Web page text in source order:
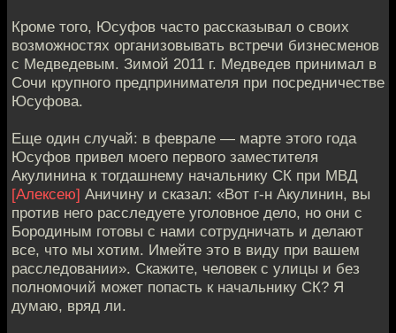
Кроме того, Юсуфов часто рассказывал о своих
возможностях организовывать встречи бизнесменов
с Медведевым. Зимой 2011 г. Медведев принимал в
Сочи крупного предпринимателя при посредничестве
Юсуфова.
Еще один случай: в феврале — марте этого года
Юсуфов привел моего первого заместителя
Акулинина к тогдашнему начальнику СК при МВД
[Алексею] Аничину и сказал: «Вот г-н Акулинин, вы
против него расследуете уголовное дело, но они с
Бородиным готовы с нами сотрудничать и делают
все, что мы хотим. Имейте это в виду при вашем
расследовании». Скажите, человек с улицы и без
полномочий может попасть к начальнику СК? Я
думаю, вряд ли.